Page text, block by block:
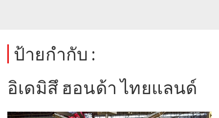
ป้ายกำกับ :
อิเดมิสึ ฮอนด้า ไทยแลนด์